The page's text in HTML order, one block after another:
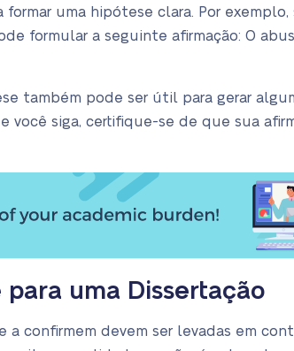
uma hipótese clara. Por
formular a seguinte afirmação: O
também pode ser útil para gerar
você siga, certifique-se de que sua
uma Dissertação
confirmem devem ser levadas em